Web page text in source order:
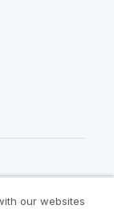
our websites